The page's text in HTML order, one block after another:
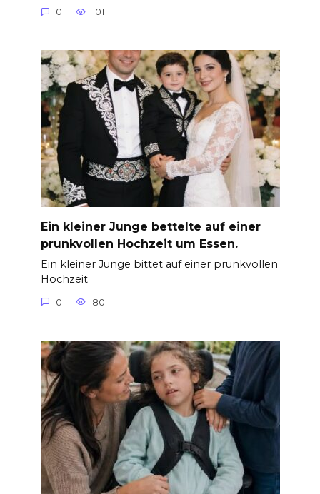
0 101
Ein kleiner Junge bettelte auf einer
prunkvollen Hochzeit um Essen.
Ein kleiner Junge bittet auf einer prunkvollen
Hochzeit
0 80